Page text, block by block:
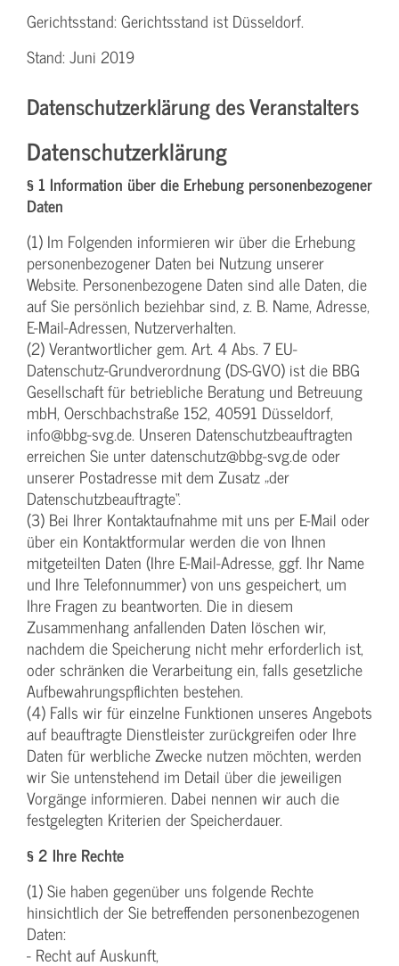
Gerichtsstand: Gerichtsstand ist Düsseldorf.
Stand: Juni 2019
Datenschutzerklärung des Veranstalters
Datenschutzerklärung
§ 1 Information über die Erhebung personenbezogener
Daten
(1) Im Folgenden informieren wir über die Erhebung
personenbezogener Daten bei Nutzung unserer
Website. Personenbezogene Daten sind alle Daten, die
auf Sie persönlich beziehbar sind, z. B. Name, Adresse,
E-Mail-Adressen, Nutzerverhalten.
(2) Verantwortlicher gem. Art. 4 Abs. 7 EU-
Datenschutz-Grundverordnung (DS-GVO) ist die BBG
Gesellschaft für betriebliche Beratung und Betreuung
mbH, Oerschbachstraße 152, 40591 Düsseldorf,
info@bbg-svg.de. Unseren Datenschutzbeauftragten
erreichen Sie unter datenschutz@bbg-svg.de oder
unserer Postadresse mit dem Zusatz „der
Datenschutzbeauftragte“.
(3) Bei Ihrer Kontaktaufnahme mit uns per E-Mail oder
über ein Kontaktformular werden die von Ihnen
mitgeteilten Daten (Ihre E-Mail-Adresse, ggf. Ihr Name
und Ihre Telefonnummer) von uns gespeichert, um
Ihre Fragen zu beantworten. Die in diesem
Zusammenhang anfallenden Daten löschen wir,
nachdem die Speicherung nicht mehr erforderlich ist,
oder schränken die Verarbeitung ein, falls gesetzliche
Aufbewahrungspflichten bestehen.
(4) Falls wir für einzelne Funktionen unseres Angebots
auf beauftragte Dienstleister zurückgreifen oder Ihre
Daten für werbliche Zwecke nutzen möchten, werden
wir Sie untenstehend im Detail über die jeweiligen
Vorgänge informieren. Dabei nennen wir auch die
festgelegten Kriterien der Speicherdauer.
§ 2 Ihre Rechte
(1) Sie haben gegenüber uns folgende Rechte
hinsichtlich der Sie betreffenden personenbezogenen
Daten:
- Recht auf Auskunft,